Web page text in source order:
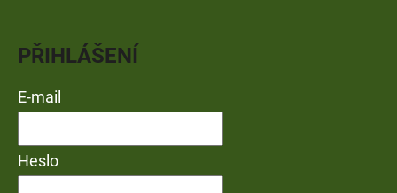
PŘIHLÁŠENÍ
E-mail
Heslo